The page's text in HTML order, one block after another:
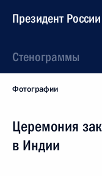
Президент России
Стенограммы
Фотографии
Церемония
в Индии